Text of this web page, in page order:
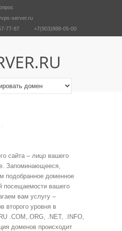
server.ru
77-87
+7(903)888-05-00
сайта – лицо вашего
Запоминающееся,
подобранное доменное
посещаемости вашего
вам услугу –
второго уровня в
.COM,.ORG, .NET, .INFO,
доменов происходит